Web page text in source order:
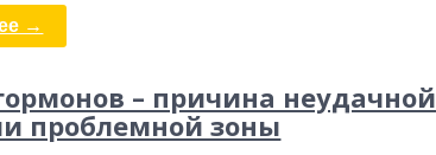
→
– причина неудачной
проблемной зоны